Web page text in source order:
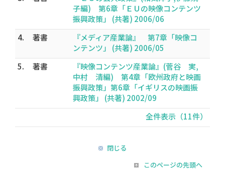
子編) 第6章「ＥＵの映像コンテンツ
振興政策」 (共著) 2006/06
4.
著書
『メディア産業論』 第7章「映像コ
ンテンツ」 (共著) 2006/05
5.
著書
『映像コンテンツ産業論』(菅谷 実,
中村 清編) 第4章「欧州政府と映画
振興政策」第6章「イギリスの映画振
興政策」 (共著) 2002/09
全件表示（11件）
閉じる
このページの先頭へ